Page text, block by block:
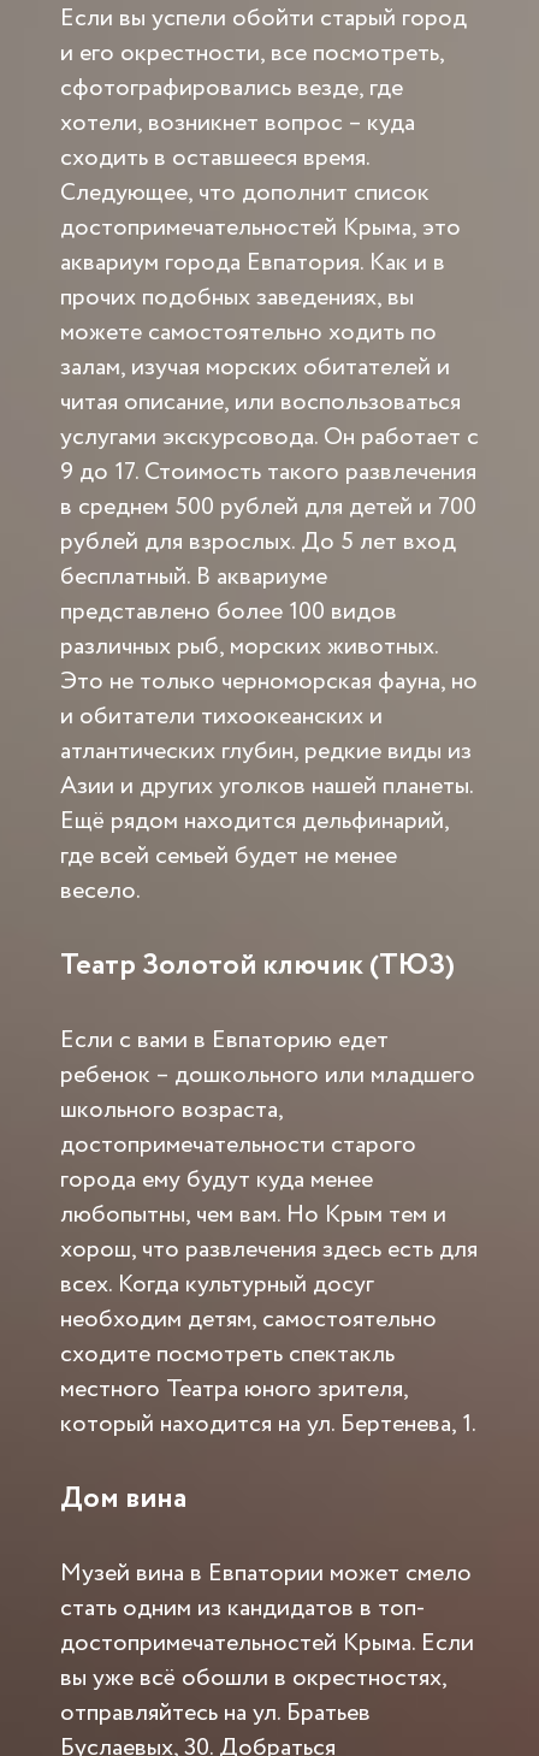
Если вы успели обойти старый город
и его окрестности, все посмотреть,
сфотографировались везде, где
хотели, возникнет вопрос – куда
сходить в оставшееся время.
Следующее, что дополнит список
достопримечательностей Крыма, это
аквариум города Евпатория. Как и в
прочих подобных заведениях, вы
можете самостоятельно ходить по
залам, изучая морских обитателей и
читая описание, или воспользоваться
услугами экскурсовода. Он работает с
9 до 17. Стоимость такого развлечения
в среднем 500 рублей для детей и 700
рублей для взрослых. До 5 лет вход
бесплатный. В аквариуме
представлено более 100 видов
различных рыб, морских животных.
Это не только черноморская фауна, но
и обитатели тихоокеанских и
атлантических глубин, редкие виды из
Азии и других уголков нашей планеты.
Ещё рядом находится дельфинарий,
где всей семьей будет не менее
весело.
Театр Золотой ключик (ТЮЗ)
Если с вами в Евпаторию едет
ребенок – дошкольного или младшего
школьного возраста,
достопримечательности старого
города ему будут куда менее
любопытны, чем вам. Но Крым тем и
хорош, что развлечения здесь есть для
всех. Когда культурный досуг
необходим детям, самостоятельно
сходите посмотреть спектакль
местного Театра юного зрителя,
который находится на ул. Бертенева, 1.
Дом вина
Музей вина в Евпатории может смело
стать одним из кандидатов в топ-
достопримечательностей Крыма. Если
вы уже всё обошли в окрестностях,
отправляйтесь на ул. Братьев
Буслаевых, 30. Добраться